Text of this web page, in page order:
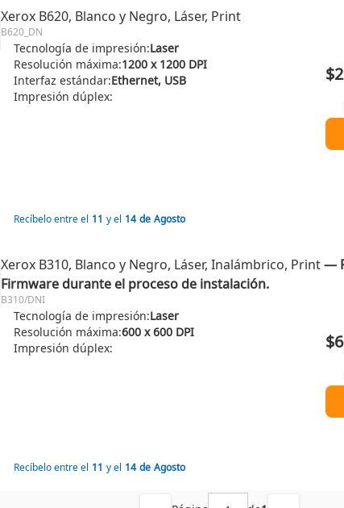
Xerox B620, Blanco y Negro, Láser, Print
B620_DN
Tecnología de impresión:Laser
Resolución máxima:1200 x 1200 DPI
Interfaz estándar:Ethernet, USB
Impresión dúplex:
Recíbelo entre el 11 y el 14 de Agosto
Xerox B310, Blanco y Negro, Láser, Inalámbrico, Print―
Firmware durante el proceso de instalación.
B310/DNI
Tecnología de impresión:Laser
Resolución máxima:600 x 600 DPI
Impresión dúplex:
Recíbelo entre el 11 y el 14 de Agosto